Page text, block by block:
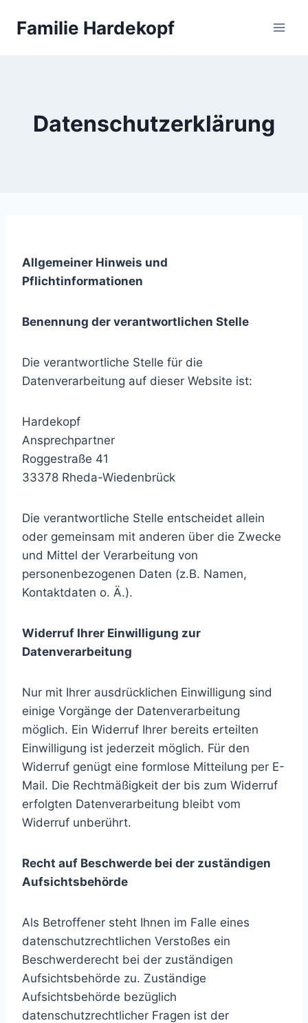
InhaltFamilie Hardekopf
Datenschutzerklärung
Allgemeiner Hinweis und
Pflichtinformationen
Benennung der verantwortlichen Stelle
Die verantwortliche Stelle für die
Datenverarbeitung auf dieser Website ist:
Hardekopf
Ansprechpartner
Roggestraße 41
33378 Rheda-Wiedenbrück
Die verantwortliche Stelle entscheidet allein
oder gemeinsam mit anderen über die Zwecke
und Mittel der Verarbeitung von
personenbezogenen Daten (z.B. Namen,
Kontaktdaten o. Ä.).
Widerruf Ihrer Einwilligung zur
Datenverarbeitung
Nur mit Ihrer ausdrücklichen Einwilligung sind
einige Vorgänge der Datenverarbeitung
möglich. Ein Widerruf Ihrer bereits erteilten
Einwilligung ist jederzeit möglich. Für den
Widerruf genügt eine formlose Mitteilung per E-
Mail. Die Rechtmäßigkeit der bis zum Widerruf
erfolgten Datenverarbeitung bleibt vom
Widerruf unberührt.
Recht auf Beschwerde bei der zuständigen
Aufsichtsbehörde
Als Betroffener steht Ihnen im Falle eines
datenschutzrechtlichen Verstoßes ein
Beschwerderecht bei der zuständigen
Aufsichtsbehörde zu. Zuständige
Aufsichtsbehörde bezüglich
datenschutzrechtlicher Fragen ist der